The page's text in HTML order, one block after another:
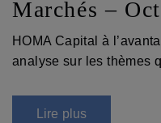
Marchés –
HOMA Capital à
analyse sur les thèmes
Lire plus